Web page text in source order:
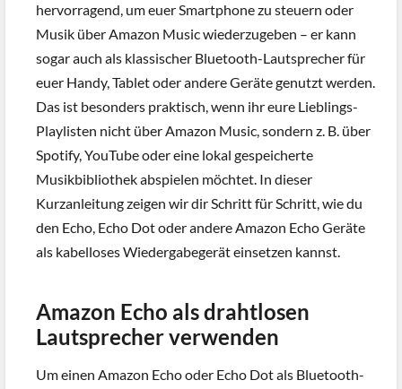
hervorragend, um euer Smartphone zu steuern oder
Musik über Amazon Music wiederzugeben – er kann
sogar auch als klassischer Bluetooth-Lautsprecher für
euer Handy, Tablet oder andere Geräte genutzt werden.
Das ist besonders praktisch, wenn ihr eure Lieblings-
Playlisten nicht über Amazon Music, sondern z. B. über
Spotify, YouTube oder eine lokal gespeicherte
Musikbibliothek abspielen möchtet. In dieser
Kurzanleitung zeigen wir dir Schritt für Schritt, wie du
den Echo, Echo Dot oder andere Amazon Echo Geräte
als kabelloses Wiedergabegerät einsetzen kannst.
Amazon Echo als drahtlosen
Lautsprecher verwenden
Um einen Amazon Echo oder Echo Dot als Bluetooth-